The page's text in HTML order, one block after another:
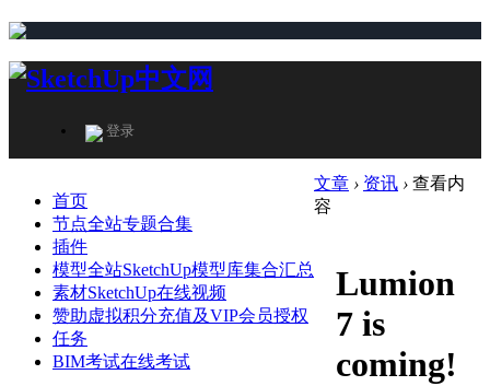
登录
首页
节点全站专题合集
插件
模型全站SketchUp模型库集合汇总
素材SketchUp在线视频
赞助虚拟积分充值及VIP会员授权
任务
BIM考试在线考试
文章 › 资讯 › 查看内
容
Lumion
7 is
coming!